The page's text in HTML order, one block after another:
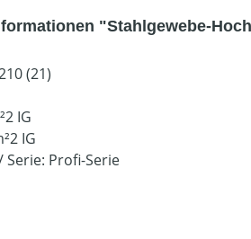
"Stahlgewebe-
(21)
IG
IG
Profi-Serie